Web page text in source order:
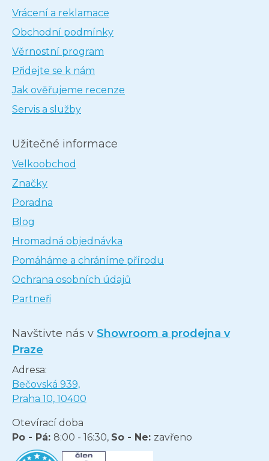
Vrácení a reklamace
Obchodní podmínky
Věrnostní program
Přidejte se k nám
Jak ověřujeme recenze
Servis a služby
Užitečné informace
Velkoobchod
Značky
Poradna
Blog
Hromadná objednávka
Pomáháme a chráníme přírodu
Ochrana osobních údajů
Partneři
Navštivte nás v Showroom a prodejna v
Praze
Adresa:
Bečovská 939,
Praha 10, 10400
Otevírací doba
Po - Pá: 8:00 - 16:30, So - Ne: zavřeno